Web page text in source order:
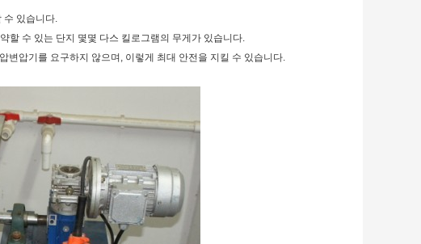
수 있습니다.
할 수 있는 단지 몇몇 다스 킬로그램의 무게가 있습니다.
변압기를 요구하지 않으며, 이렇게 최대 안전을 지킬 수 있습니다.